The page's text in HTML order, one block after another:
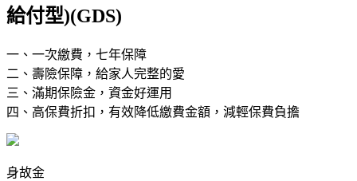
給付型)(GDS)
一、一次繳費，七年保障
二、壽險保障，給家人完整的愛
三、滿期保險金，資金好運用
四、高保費折扣，有效降低繳費金額，減輕保費負擔
身故金